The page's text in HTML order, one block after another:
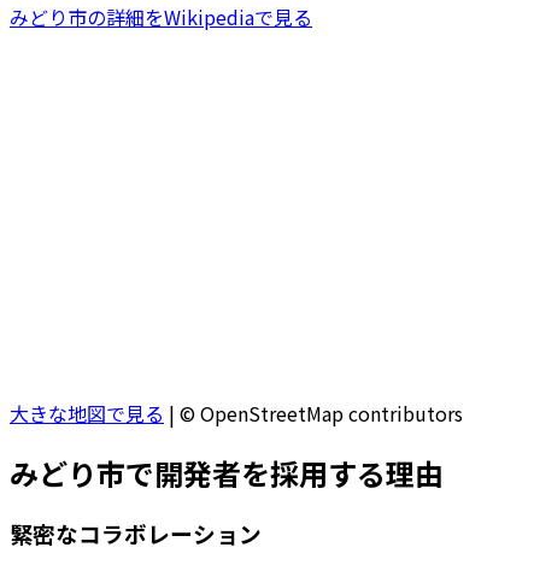
みどり市の詳細をWikipediaで見る
大きな地図で見る | © OpenStreetMap contributors
みどり市で開発者を採用する理由
緊密なコラボレーション